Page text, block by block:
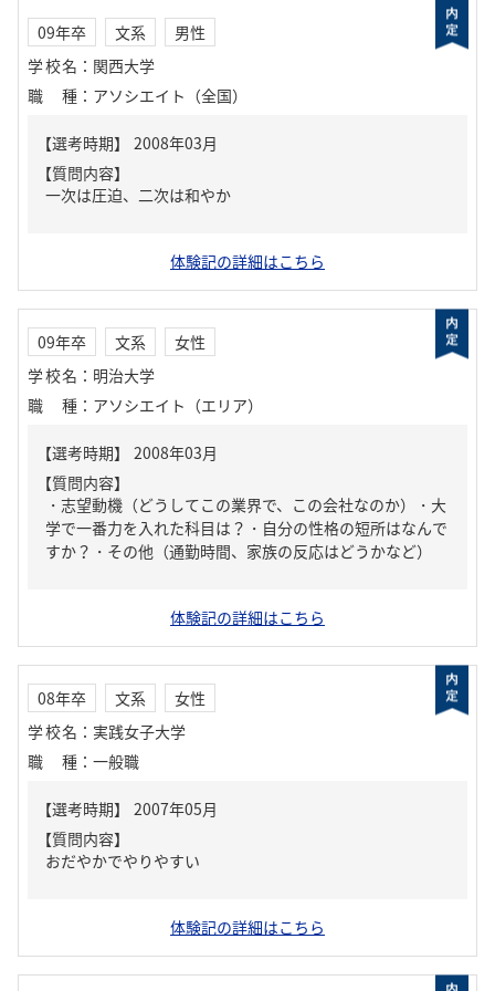
09年卒 文系
男性
学校名 ： 関西大学
職種 ： アソシエイト（全国）
【質問内容】
一次は圧迫、二次は和やか
体験記の詳細はこちら
09年卒 文系
女性
学校名 ： 明治大学
職種 ： アソシエイト（エリア）
【質問内容】
・志望動機（どうしてこの業界で、この会社なのか）・大
学で一番力を入れた科目は？・自分の性格の短所はなんで
すか？・その他（通勤時間、家族の反応はどうかなど）
体験記の詳細はこちら
08年卒 文系
女性
学校名 ： 実践女子大学
職種 ： 一般職
【質問内容】
おだやかでやりやすい
体験記の詳細はこちら